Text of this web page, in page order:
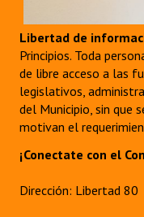
Libertad de
Principios. Toda
de libre acceso a las
legislativos,
del Municipio, sin que
motivan el
¡Conectate con el
Dirección: Libertad 80